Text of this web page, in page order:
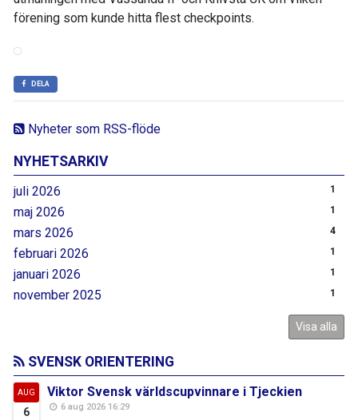
Nyheter som RSS-flöde
NYHETSARKIV
juli 2026 1
maj 2026 1
mars 2026 4
februari 2026 1
januari 2026 1
november 2025 1
Visa alla
förening som kunde hitta flest checkpoints.
DELA
SVENSK ORIENTERING
AUG
6
Viktor Svensk världscupvinnare i Tjeckien
6 aug 2026 16:29